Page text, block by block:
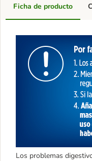
Ficha de producto
Los problemas